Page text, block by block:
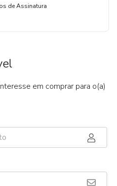
de Assinatura
em comprar para o(a)